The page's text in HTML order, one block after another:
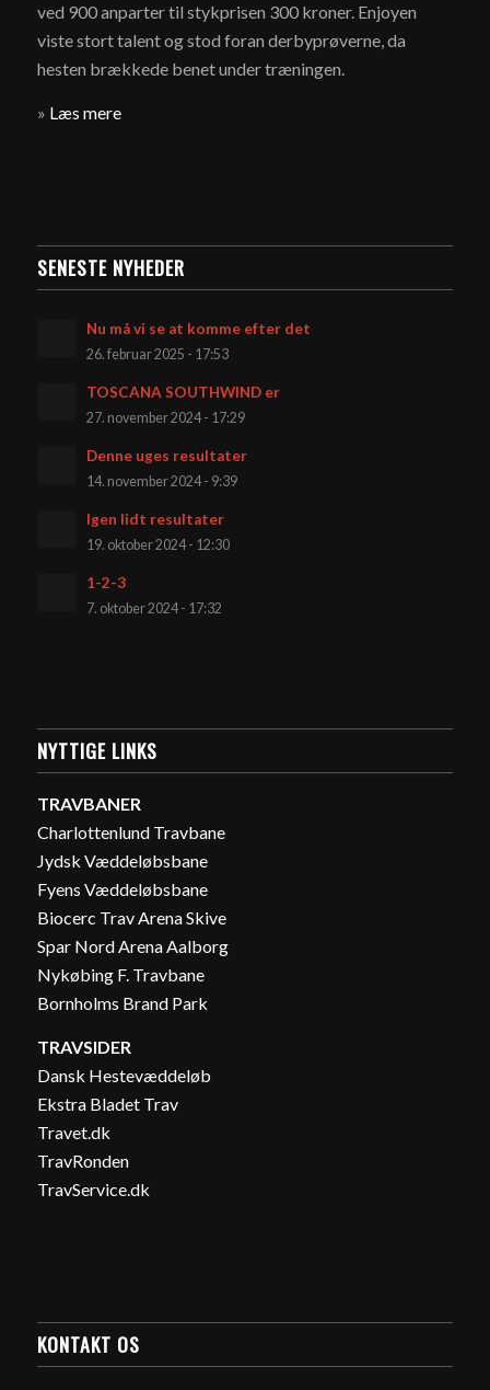
ved 900 anparter til stykprisen 300 kroner. Enjoyen
viste stort talent og stod foran derbyprøverne, da
hesten brækkede benet under træningen.
» Læs mere
SENESTE NYHEDER
Nu må vi se at komme efter det
26. februar 2025 - 17:53
TOSCANA SOUTHWIND er
27. november 2024 - 17:29
Denne uges resultater
14. november 2024 - 9:39
Igen lidt resultater
19. oktober 2024 - 12:30
1-2-3
7. oktober 2024 - 17:32
NYTTIGE LINKS
TRAVBANER
Charlottenlund Travbane
Jydsk Væddeløbsbane
Fyens Væddeløbsbane
Biocerc Trav Arena Skive
Spar Nord Arena Aalborg
Nykøbing F. Travbane
Bornholms Brand Park
TRAVSIDER
Dansk Hestevæddeløb
Ekstra Bladet Trav
Travet.dk
TravRonden
TravService.dk
KONTAKT OS